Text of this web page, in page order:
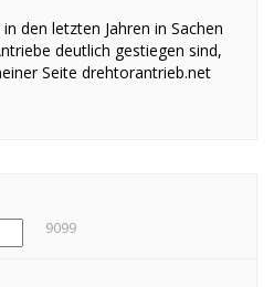
den letzten Jahren in Sachen
deutlich gestiegen sind,
Seite drehtorantrieb.net
9099